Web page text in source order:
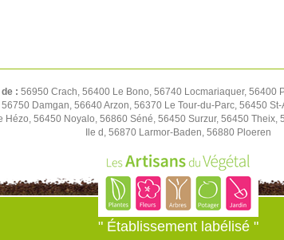
: 56950 Crach, 56400 Le Bono, 56740 Locmariaquer,
Damgan, 56640 Arzon, 56370 Le Tour-du-Parc, 56450
Hézo, 56450 Noyalo, 56860 Séné, 56450 Surzur, 56450
Ile d, 56870 Larmor-Baden, 56880 Ploeren
" Établissement labélisé "